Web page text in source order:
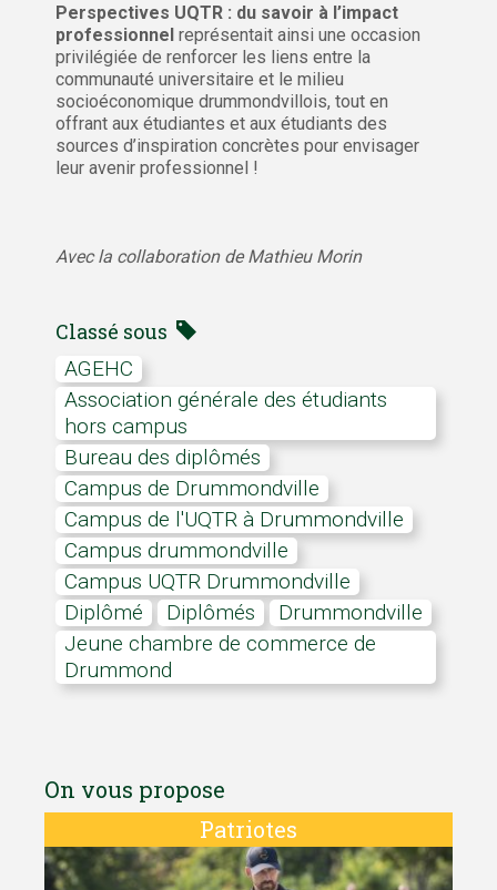
Perspectives UQTR : du savoir à l’impact
professionnel représentait ainsi une occasion
privilégiée de renforcer les liens entre la
communauté universitaire et le milieu
socioéconomique drummondvillois, tout en
offrant aux étudiantes et aux étudiants des
sources d’inspiration concrètes pour envisager
leur avenir professionnel !
Avec la collaboration de Mathieu Morin
Classé sous
AGEHC
Association générale des étudiants
hors campus
bureau des diplômés
campus de Drummondville
campus de l'UQTR à Drummondville
campus drummondville
Campus UQTR Drummondville
Diplômé
diplômés
Drummondville
Jeune chambre de commerce de
Drummond
On vous propose
Patriotes